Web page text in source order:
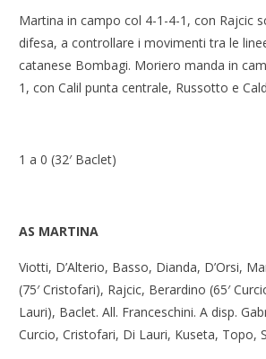
Martina in campo col 4-1-4-1, con Rajcic
difesa, a controllare i movimenti tra le
catanese Bombagi. Moriero manda in
1, con Calil punta centrale, Russotto e
1 a 0 (32′ Baclet)
AS MARTINA
Viotti, D’Alterio, Basso, Dianda, D’Orsi,
(75′ Cristofari), Rajcic, Berardino (65′
Lauri), Baclet. All. Franceschini. A disp.
Curcio, Cristofari, Di Lauri, Kuseta, Topo,